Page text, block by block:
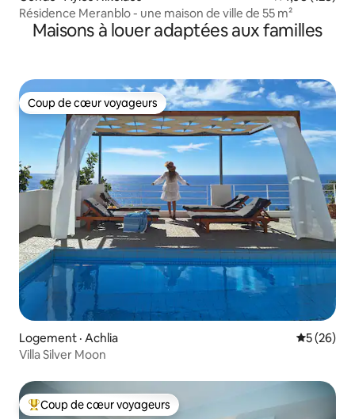
Résidence Meranblo - une maison de ville de 55 m²
Maisons à louer adaptées aux familles
Coup de cœur voyageurs
Coup de cœur voyageurs
Logement · Achlia Note
5 (26)
Villa Silver Moon
Coup de cœur voyageurs parmi les plus aimés
Coup de cœur voyageurs